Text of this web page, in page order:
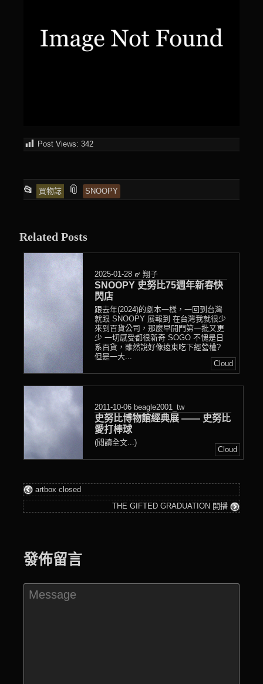
Post Views: 342
📂 This
entry
posted
in
買物誌 📎 and
SNOOPY
Related Posts
2025-01-28 ๙ 翔子
SNOOPY 史努比75週年新春快
閃店
跟去年(2024)的劇本一樣，一回到台灣
就跟 SNOOPY 展報到 在台灣我就很少
來到百貨公司，那麼早開門第一批又更
少 一切感受都很新奇 SOGO 不愧是日
系百貨，雖然說好像遠東吃下經營權?
但是一大...
Cloud
2011-10-06 beagle2001_tw
史努比博物館經典展 —— 史努比
愛打棒球
(閱讀全文...)
Cloud
artbox closed
THE GIFTED GRADUATION 開播
發佈留言